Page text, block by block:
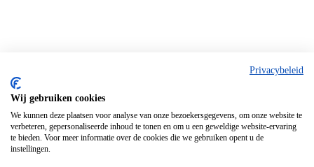
Privacybeleid
Wij gebruiken cookies
We kunnen deze plaatsen voor analyse van onze bezoekersgegevens, om onze website te
verbeteren, gepersonaliseerde inhoud te tonen en om u een geweldige website-ervaring
te bieden. Voor meer informatie over de cookies die we gebruiken opent u de
instellingen.